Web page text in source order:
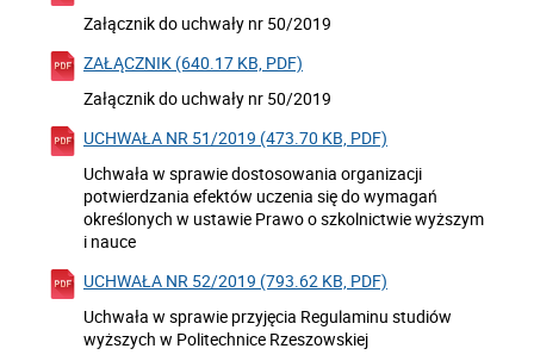
Załącznik do uchwały nr 50/2019
ZAŁĄCZNIK (640.17 KB, PDF)
Załącznik do uchwały nr 50/2019
UCHWAŁA NR 51/2019 (473.70 KB, PDF)
Uchwała w sprawie dostosowania organizacji
potwierdzania efektów uczenia się do wymagań
określonych w ustawie Prawo o szkolnictwie wyższym
i nauce
UCHWAŁA NR 52/2019 (793.62 KB, PDF)
Uchwała w sprawie przyjęcia Regulaminu studiów
wyższych w Politechnice Rzeszowskiej